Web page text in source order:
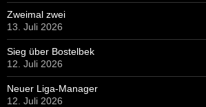
Zweimal zwei
13. Juli 2026
Sieg über Bostelbek
12. Juli 2026
Neuer Liga-Manager
12. Juli 2026